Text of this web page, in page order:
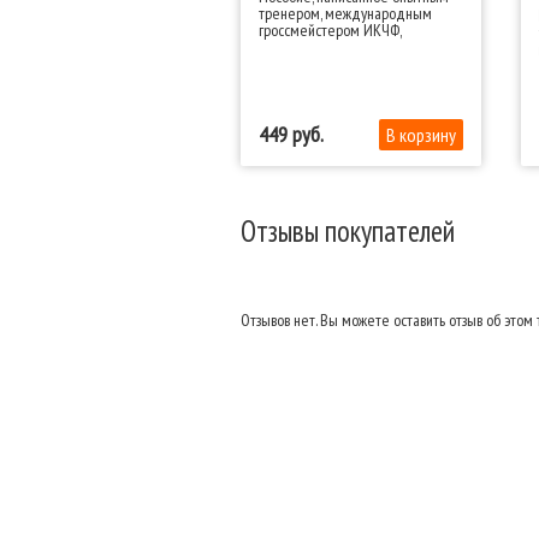
тренером, международным
гроссмейстером ИКЧФ,
содержит более 1400 заданий
449
Отзывы покупателей
Отзывов нет. Вы можете оставить отзыв об